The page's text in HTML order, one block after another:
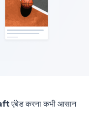
एंबेड करना कभी आसान